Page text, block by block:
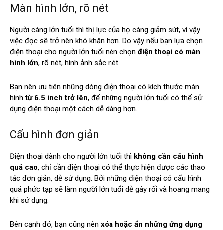
Màn hình lớn, rõ nét
Người càng lớn tuổi thì thị lực của họ càng giảm sút, vì vậy
việc đọc sẽ trở nên khó khăn hơn. Do vậy nếu bạn lựa chọn
điện thoại cho người lớn tuổi nên chọn điện thoại có màn
hình lớn, rõ nét, hình ảnh sắc nét.
Bạn nên ưu tiên những dòng điện thoại có kích thước màn
hìnhtừ 6.5 inch trở lên, để những người lớn tuổi có thể sử
dụng điện thoại một cách dễ dàng hơn.
Cấu hình đơn giản
Điện thoại dành cho người lớn tuổi thì không cần cấu hình
quá cao, chỉ cần điện thoại có thể thực hiện được các thao
tác đơn giản, dễ sử dụng. Bởi những điện thoại có cấu hình
quá phức tạp sẽ làm người lớn tuổi dễ gây rối và hoang mang
khi sử dụng.
Bên cạnh đó, bạn cũng nên xóa hoặc ẩn những ứng dụng